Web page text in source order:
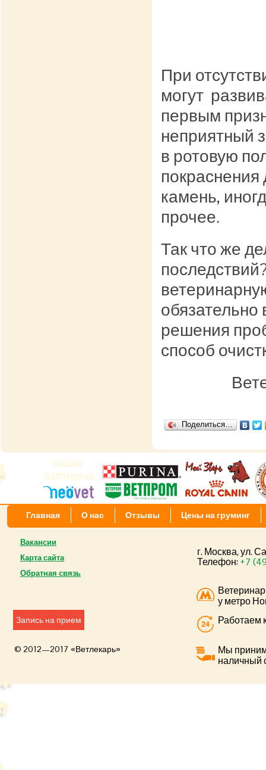
При
могут
первым
неприятный
в ротовую
камень,
прочее.
Так что же
решения
способ
Поделиться…
Главная О нас Отзывы Цены на груминг
Вакансии
Карта сайта
Обратная связь
Запись на прием
© 2012—2017 «Ветлекарь»
г. Москва, ул.
Телефон:+7
у метро
Работаем
Мы
наличный